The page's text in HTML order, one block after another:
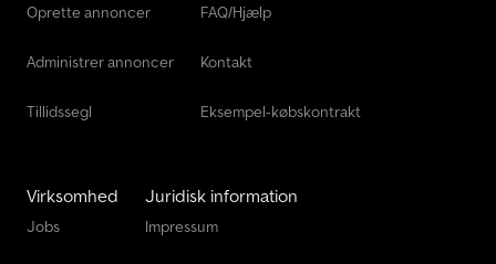
Oprette annoncer
Administrer annoncer
Tillidssegl
FAQ/Hjælp
Kontakt
Eksempel-købskontrakt
Virksomhed
Jobs
Juridisk information
Impressum